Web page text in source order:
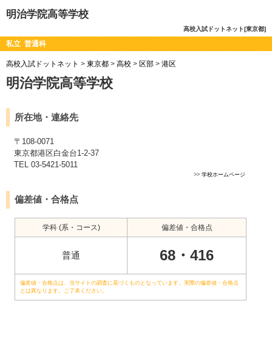
明治学院高等学校
高校入試ドットネット[東京都]
私立 普通科
高校入試ドットネット > 東京都 > 高校 > 区部 > 港区
明治学院高等学校
所在地・連絡先
〒108-0071
東京都港区白金台1-2-37
TEL 03-5421-5011
>>学校ホームページ
偏差値・合格点
学科 (系・コース) 偏差値・合格点
普通 68・416
偏差値・合格点は、当サイトの調査に基づくものとなっています。実際の偏差値・合格点
とは異なります。ご了承ください。